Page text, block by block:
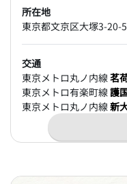
所在地
東京都文京区大塚3-20-5
交通
東京メトロ丸ノ内線茗
東京メトロ有楽町線護
東京メトロ丸ノ内線新